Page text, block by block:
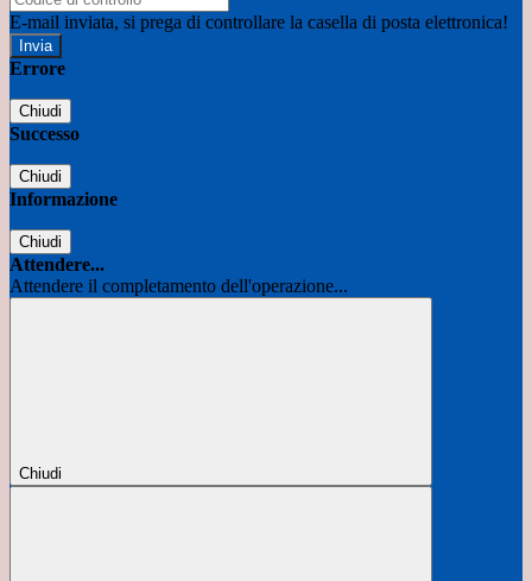
E-mail inviata, si prega di controllare la casella di posta elettronica!
Errore
Chiudi
Successo
Chiudi
Informazione
Chiudi
Attendere...
Attendere il completamento dell'operazione...
Chiudi